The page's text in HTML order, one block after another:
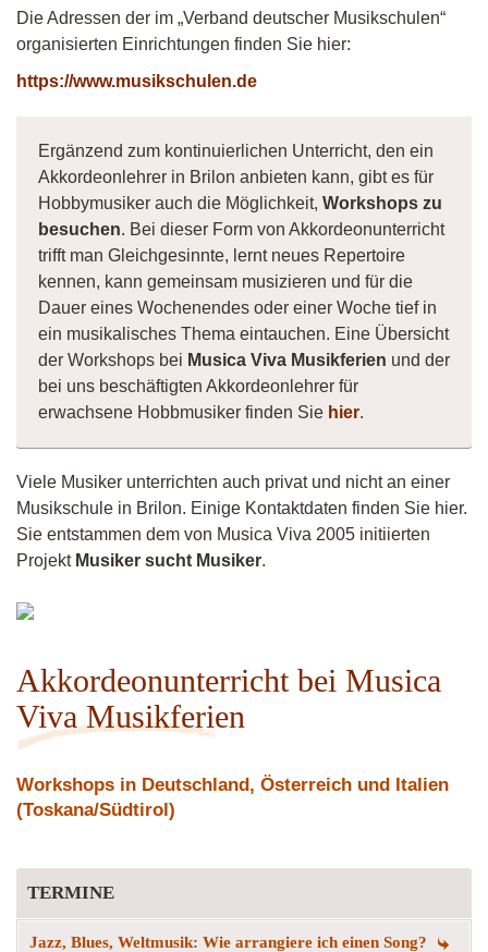
Die Adressen der im „Verband deutscher Musikschulen“
organisierten Einrichtungen finden Sie hier:
https://www.musikschulen.de
Ergänzend zum kontinuierlichen Unterricht, den ein
Akkordeonlehrer in Brilon anbieten kann, gibt es für
Hobbymusiker auch die Möglichkeit, Workshops zu
besuchen. Bei dieser Form von Akkordeonunterricht
trifft man Gleichgesinnte, lernt neues Repertoire
kennen, kann gemeinsam musizieren und für die
Dauer eines Wochenendes oder einer Woche tief in
ein musikalisches Thema eintauchen. Eine Übersicht
der Workshops bei Musica Viva Musikferien und der
bei uns beschäftigten Akkordeonlehrer für
erwachsene Hobbmusiker finden Sie hier.
Viele Musiker unterrichten auch privat und nicht an einer
Musikschule in Brilon. Einige Kontaktdaten finden Sie hier.
Sie entstammen dem von Musica Viva 2005 initiierten
Projekt Musiker sucht Musiker.
Akkordeonunterricht bei Musica
Viva Musikferien
Workshops in Deutschland, Österreich und Italien
(Toskana/Südtirol)
TERMINE
Jazz, Blues, Weltmusik: Wie arrangiere ich einen Song?